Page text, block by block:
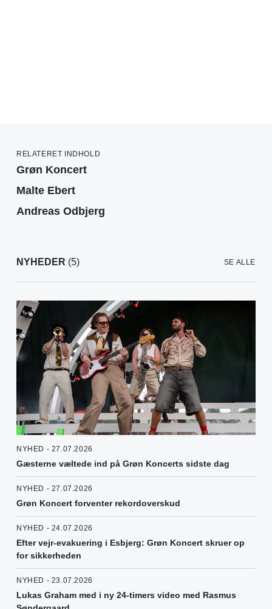
RELATERET INDHOLD
Grøn Koncert
Malte Ebert
Andreas Odbjerg
NYHEDER (5) SE ALLE
NYHED - 27.07.2026
Gæsterne væltede ind på Grøn Koncerts sidste dag
NYHED - 27.07.2026
Grøn Koncert forventer rekordoverskud
NYHED - 24.07.2026
Efter vejr-evakuering i Esbjerg: Grøn Koncert skruer op
for sikkerheden
NYHED - 23.07.2026
Lukas Graham med i ny 24-timers video med Rasmus